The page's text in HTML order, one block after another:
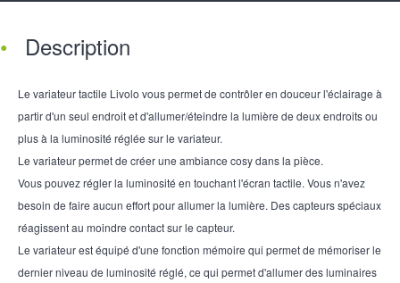
Description
Le variateur tactile Livolo vous permet de contrôler en douceur l'éclairage à
partir d'un seul endroit et d'allumer/éteindre la lumière de deux endroits ou
plus à la luminosité réglée sur le variateur.
Le variateur permet de créer une ambiance cosy dans la pièce.
Vous pouvez régler la luminosité en touchant l'écran tactile. Vous n'avez
besoin de faire aucun effort pour allumer la lumière. Des capteurs spéciaux
réagissent au moindre contact sur le capteur.
Le variateur est équipé d'une fonction mémoire qui permet de mémoriser le
dernier niveau de luminosité réglé, ce qui permet d'allumer des luminaires